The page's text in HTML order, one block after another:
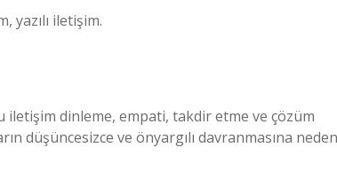
yazılı iletişim.
dinleme, empati, takdir etme ve çözüm
düşüncesizce ve önyargılı davranmasına neden